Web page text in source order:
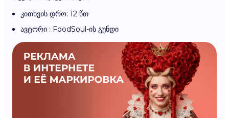
კითხვის დრო: 12 წთ
ავტორი : FoodSoul-ის გუნდი